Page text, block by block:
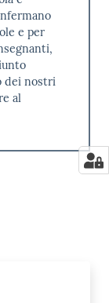
e per
dei nostri
al